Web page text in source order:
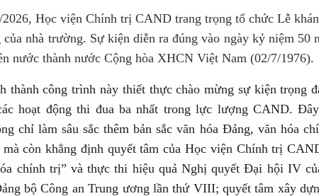
2026, Học viện Chính trị CAND trang trọng tổ chức Lễ
của nhà trường. Sự kiện diễn ra đúng vào ngày kỷ niệm 50
nước thành nước Cộng hòa XHCN Việt Nam (02/7/1976).
thành công trình này thiết thực chào mừng sự kiện trọng
hoạt động thi đua ba nhất trong lực lượng CAND.
chỉ làm sâu sắc thêm bản sắc văn hóa Đảng, văn hóa
còn khẳng định quyết tâm của Học viện Chính trị
chính trị” và thực thi hiệu quả Nghị quyết Đại hội IV
bộ Công an Trung ương lần thứ VIII; quyết tâm xây